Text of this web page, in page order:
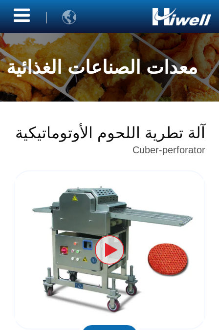

معدات الصناعات الغذائية
آلة تطرية اللحوم الأوتوماتيكية
Cuber-perforator